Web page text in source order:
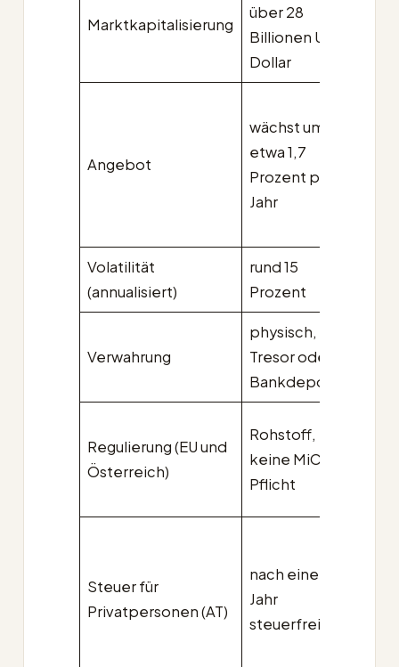
Marktkapitalisierung
über 28
Billionen US-
Dollar
Angebot
wächst um
etwa 1,7
Prozent pro
Jahr
Volatilität
(annualisiert)
rund 15
Prozent
Verwahrung
physisch,
Tresor oder
Bankdepot
Regulierung (EU und
Österreich)
Rohstoff,
keine MiCA-
Pflicht
Steuer für
Privatpersonen (AT)
nach einem
Jahr
steuerfrei